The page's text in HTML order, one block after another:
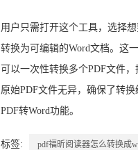
用户只需打开这个工具，选择
转换为可编辑的Word文档。这
可以一次性转换多个PDF文件
原始PDF文件无异，确保了转
PDF转Word功能。
标签: pdf福昕阅读器怎么转换成